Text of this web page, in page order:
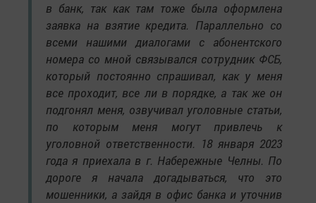
в банк, так как там тоже была оформлена
заявка на взятие кредита. Параллельно со
всеми нашими диалогами с абонентского
номера со мной связывался сотрудник ФСБ,
который постоянно спрашивал, как у меня
все проходит, все ли в порядке, а так же он
подгонял меня, озвучивал уголовные статьи,
по которым меня могут привлечь к
уголовной ответственности. 18 января 2023
года я приехала в г. Набережные Челны. По
дороге я начала догадываться, что это
мошенники, а зайдя в офис банка и уточнив